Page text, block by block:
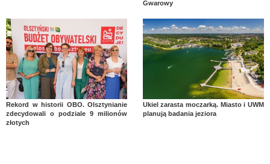
Gwarowy
Rekord w historii OBO. Olsztynianie
zdecydowali o podziale 9 milionów
złotych
Ukiel zarasta moczarką. Miasto i UWM
planują badania jeziora